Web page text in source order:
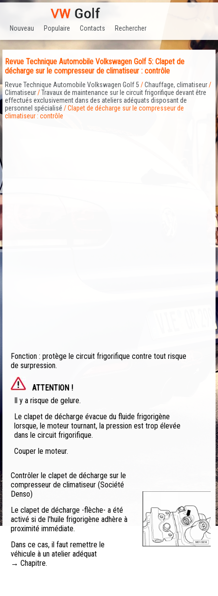
Nouveau Populaire Contacts Rechercher
Revue Technique Automobile Volkswagen Golf 5: Clapet de
décharge sur le compresseur de climatiseur : contrôle
Revue Technique Automobile Volkswagen Golf 5 /Chauffage, climatiseur/
Climatiseur/Travaux de maintenance sur le circuit frigorifique devant être
effectués exclusivement dans des ateliers adéquats disposant de
personnel spécialisé / Clapet de décharge sur le compresseur de
climatiseur : contrôle
Fonction : protège le circuit frigorifique contre tout risque
de surpression.
ATTENTION !
Il y a risque de gelure.
Le clapet de décharge évacue du fluide frigorigène
lorsque, le moteur tournant, la pression est trop élevée
dans le circuit frigorifique.
Couper le moteur.
Contrôler le clapet de décharge sur le
compresseur de climatiseur (Société
Denso)
Le clapet de décharge -flèche- a été
activé si de l'huile frigorigène adhère à
proximité immédiate.
Dans ce cas, il faut remettre le
véhicule à un atelier adéquat
→ Chapitre.